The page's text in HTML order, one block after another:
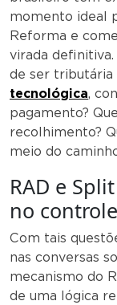
momento ideal
Reforma e
virada definitiva.
de ser tributária
tecnológica,
pagamento?
recolhimento?
meio do
RAD e
no
Com tais
nas conversas
mecanismo do
de uma lógica